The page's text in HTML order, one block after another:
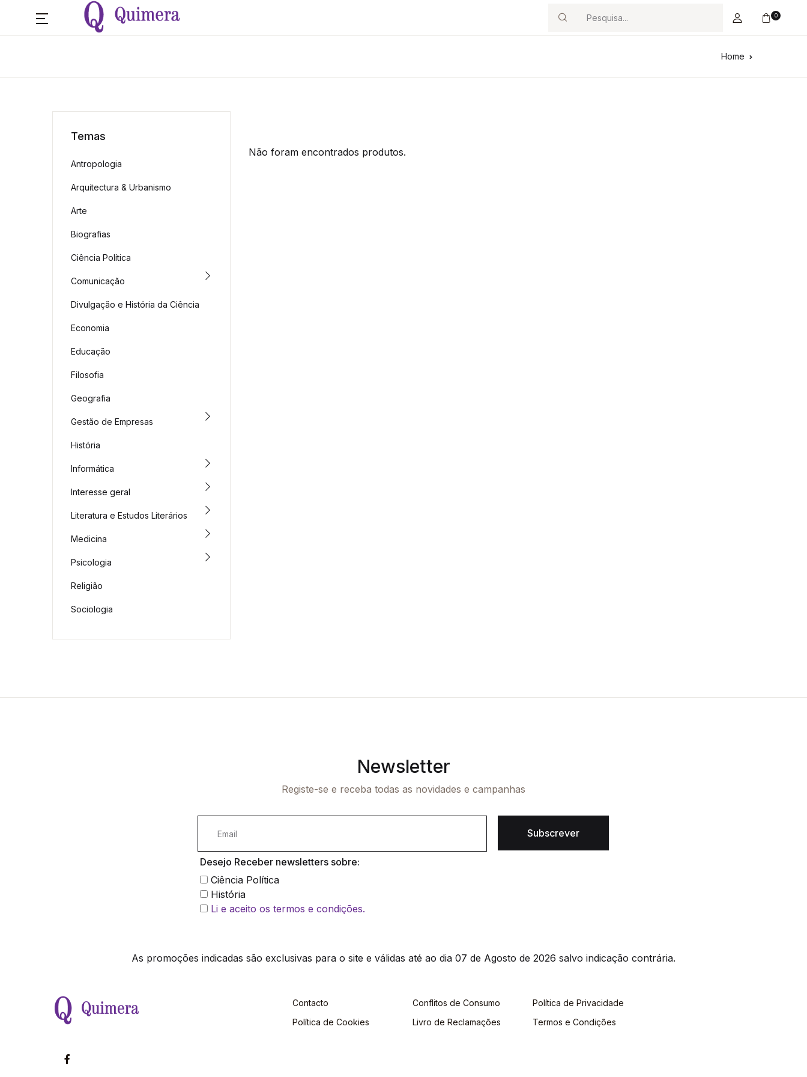
Search
0
Home
Não foram encontrados produtos.
Temas
Antropologia
Arquitectura & Urbanismo
Arte
Biografias
Ciência Política
Comunicação
Divulgação e História da Ciência
Economia
Educação
Filosofia
Geografia
Gestão de Empresas
História
Informática
Interesse geral
Literatura e Estudos Literários
Medicina
Psicologia
Religião
Sociologia
Newsletter
Registe-se e receba todas as novidades e campanhas
Subscrever
Desejo Receber newsletters sobre:
Ciência Política
História
Li e aceito os termos e condições.
As promoções indicadas são exclusivas para o site e válidas até ao dia 07 de Agosto de 2026 salvo indicação contrária.
Contacto
Política de Cookies
Conflitos de Consumo
Livro de Reclamações
Política de Privacidade
Termos e Condições